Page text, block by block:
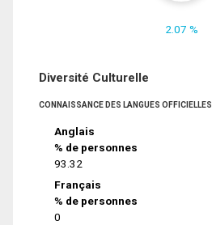
2.07 %
Diversité Culturelle
CONNAISSANCE DES LANGUES OFFICIELLES
Anglais
% de personnes
93.32
Français
% de personnes
0